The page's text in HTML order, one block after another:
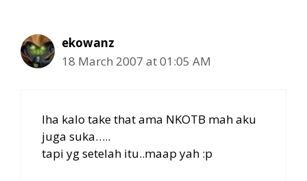
ekowanz
18 March 2007 at 01:05 AM
lha kalo take that ama NKOTB mah aku
juga suka…..
tapi yg setelah itu..maap yah :p